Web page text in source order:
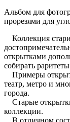
Альбом для
прорезями для
Коллекция
открытками
собирать
Примеры
театр, метро и
города.
Старые
коллекции.